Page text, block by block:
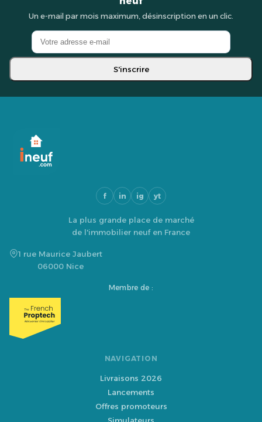
Un e-mail par mois maximum, désinscription en un clic.
S'inscrire
f in ig yt
La plus grande place de marché
de l'immobilier neuf en France
1 rue Maurice Jaubert
06000 Nice
Membre de :
NAVIGATION
Livraisons 2026
Lancements
Offres promoteurs